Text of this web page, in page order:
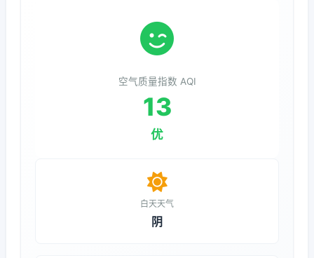
空气质量指数 AQI
13
优
白天天气
阴